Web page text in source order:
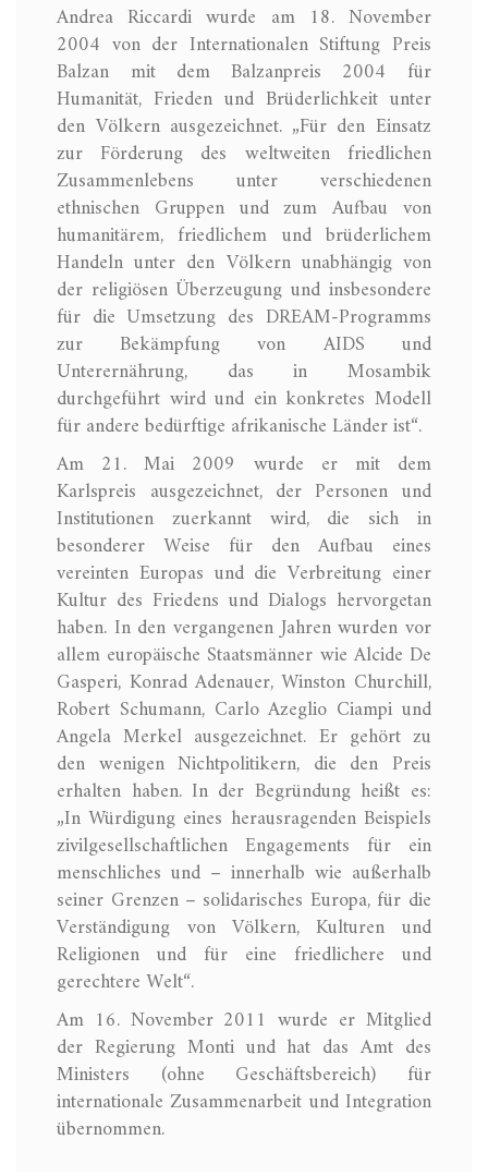
Andrea Riccardi wurde am 18. November
2004 von der Internationalen Stiftung Preis
Balzan mit dem Balzanpreis 2004 für
Humanität, Frieden und Brüderlichkeit unter
den Völkern ausgezeichnet. „Für den Einsatz
zur Förderung des weltweiten friedlichen
Zusammenlebens unter verschiedenen
ethnischen Gruppen und zum Aufbau von
humanitärem, friedlichem und brüderlichem
Handeln unter den Völkern unabhängig von
der religiösen Überzeugung und insbesondere
für die Umsetzung des DREAM-Programms
zur Bekämpfung von AIDS und
Unterernährung, das in Mosambik
durchgeführt wird und ein konkretes Modell
für andere bedürftige afrikanische Länder ist“.
Am 21. Mai 2009 wurde er mit dem
Karlspreis ausgezeichnet, der Personen und
Institutionen zuerkannt wird, die sich in
besonderer Weise für den Aufbau eines
vereinten Europas und die Verbreitung einer
Kultur des Friedens und Dialogs hervorgetan
haben. In den vergangenen Jahren wurden vor
allem europäische Staatsmänner wie Alcide De
Gasperi, Konrad Adenauer, Winston Churchill,
Robert Schumann, Carlo Azeglio Ciampi und
Angela Merkel ausgezeichnet. Er gehört zu
den wenigen Nichtpolitikern, die den Preis
erhalten haben. In der Begründung heißt es:
„In Würdigung eines herausragenden Beispiels
zivilgesellschaftlichen Engagements für ein
menschliches und – innerhalb wie außerhalb
seiner Grenzen – solidarisches Europa, für die
Verständigung von Völkern, Kulturen und
Religionen und für eine friedlichere und
gerechtere Welt“.
Am 16. November 2011 wurde er Mitglied
der Regierung Monti und hat das Amt des
Ministers (ohne Geschäftsbereich) für
internationale Zusammenarbeit und Integration
übernommen.